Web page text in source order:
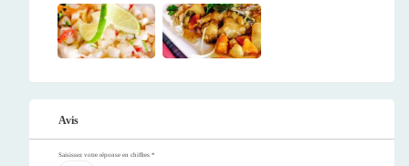
Avis
Saisissez votre réponse en chiffres *